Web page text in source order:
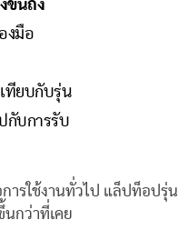
ขึ้นถึง
งมือ
ทียบกับรุ่น
กับการรับ
ารใช้งานทั่วไป แล็ปท็อปรุ่น
นกว่าที่เคย